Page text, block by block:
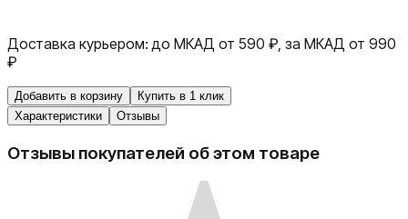
Доставка курьером: до МКАД от 590 ₽, за МКАД от 990
₽
Добавить в корзину
Купить в 1 клик
Характеристики
Отзывы
Отзывы покупателей об этом товаре